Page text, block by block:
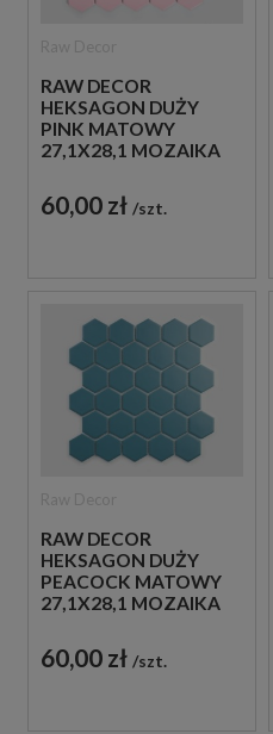
RAW DECOR
HEKSAGON DUŻY
PINK MATOWY
27,1X28,1 MOZAIKA
60,00 zł szt.
RAW DECOR
HEKSAGON DUŻY
PEACOCK MATOWY
27,1X28,1 MOZAIKA
60,00 zł szt.